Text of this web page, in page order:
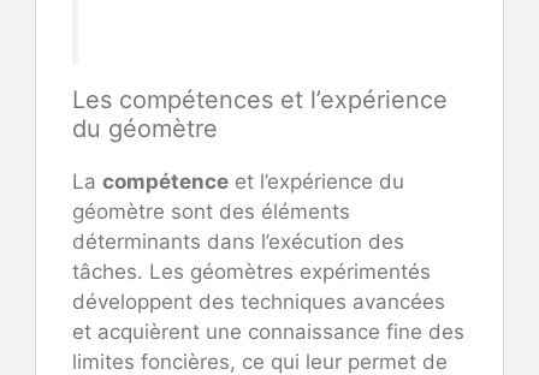
Les compétences et l’expérience
du géomètre
La compétence et l’expérience du
géomètre sont des éléments
déterminants dans l’exécution des
tâches. Les géomètres expérimentés
développent des techniques avancées
et acquièrent une connaissance fine des
limites foncières, ce qui leur permet de